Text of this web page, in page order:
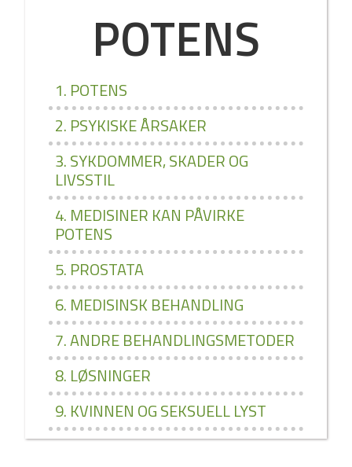
POTENS
1. POTENS
2. PSYKISKE ÅRSAKER
3. SYKDOMMER, SKADER OG
LIVSSTIL
4. MEDISINER KAN PÅVIRKE
POTENS
5. PROSTATA
6. MEDISINSK BEHANDLING
7. ANDRE BEHANDLINGSMETODER
8. LØSNINGER
9. KVINNEN OG SEKSUELL LYST